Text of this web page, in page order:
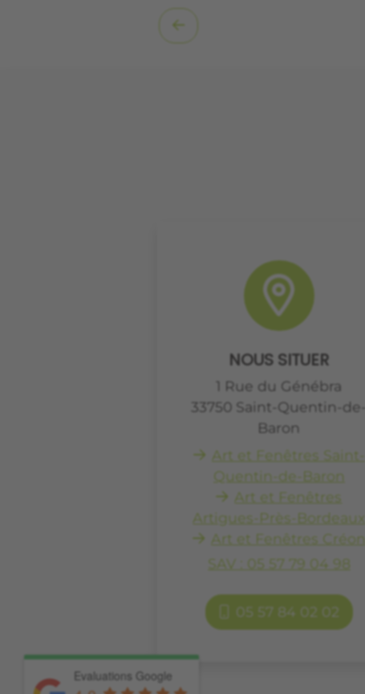
NOUS SITUER
1 Rue du Génébra
33750 Saint-Quentin-de-
Baron
Art et Fenêtres Saint-
Quentin-de-Baron
Art et Fenêtres
Artigues-Près-Bordeaux
Art et Fenêtres Créon
SAV : 05 57 79 04 98
05 57 84 02 02
Evaluations Google